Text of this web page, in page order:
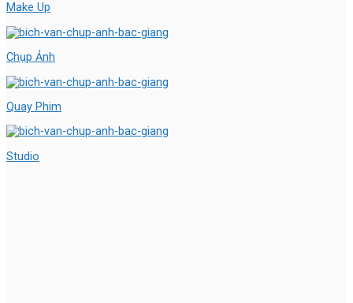
Make Up
Chụp Ảnh
Quay Phim
Studio